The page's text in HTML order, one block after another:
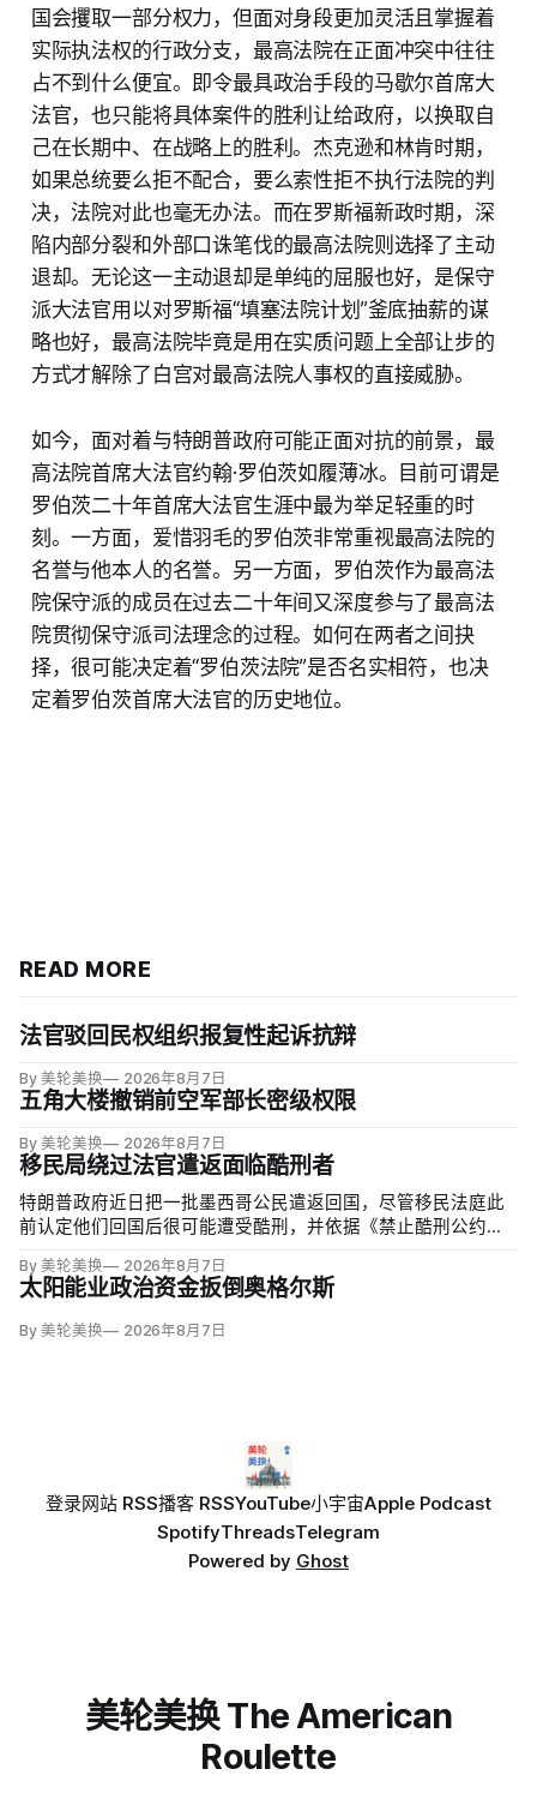
国会攫取一部分权力，但面对身段更加灵活且掌握着
实际执法权的行政分支，最高法院在正面冲突中往往
占不到什么便宜。即令最具政治手段的马歇尔首席大
法官，也只能将具体案件的胜利让给政府，以换取自
己在长期中、在战略上的胜利。杰克逊和林肯时期，
如果总统要么拒不配合，要么索性拒不执行法院的判
决，法院对此也毫无办法。而在罗斯福新政时期，深
陷内部分裂和外部口诛笔伐的最高法院则选择了主动
退却。无论这一主动退却是单纯的屈服也好，是保守
派大法官用以对罗斯福“填塞法院计划”釜底抽薪的谋
略也好，最高法院毕竟是用在实质问题上全部让步的
方式才解除了白宫对最高法院人事权的直接威胁。
如今，面对着与特朗普政府可能正面对抗的前景，最
高法院首席大法官约翰·罗伯茨如履薄冰。目前可谓是
罗伯茨二十年首席大法官生涯中最为举足轻重的时
刻。一方面，爱惜羽毛的罗伯茨非常重视最高法院的
名誉与他本人的名誉。另一方面，罗伯茨作为最高法
院保守派的成员在过去二十年间又深度参与了最高法
院贯彻保守派司法理念的过程。如何在两者之间抉
择，很可能决定着“罗伯茨法院”是否名实相符，也决
定着罗伯茨首席大法官的历史地位。
READ MORE
法官驳回民权组织报复性起诉抗辩
By 美轮美换 2026年8月7日
五角大楼撤销前空军部长密级权限
By 美轮美换 2026年8月7日
移民局绕过法官遣返面临酷刑者
特朗普政府近日把一批墨西哥公民遣返回国，尽管移民法庭此
前认定他们回国后很可能遭受酷刑，并依据《禁止酷刑公约》
文图雷拉（David Venturella）凭国务院从墨西哥政府取得的
「不受伤害」外交保证，单方面撤销保护；
By 美轮美换 2026年8月7日
太阳能业政治资金扳倒奥格尔斯
By 美轮美换 2026年8月7日
登录网站 RSS播客 RSSYouTube小宇宙Apple Podcast
SpotifyThreadsTelegram
Powered by Ghost
美轮美换 The American
Roulette